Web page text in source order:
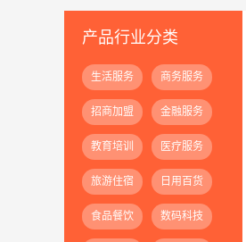
产品行业分类
生活服务 商务服务
招商加盟 金融服务
教育培训 医疗服务
旅游住宿 日用百货
食品餐饮 数码科技